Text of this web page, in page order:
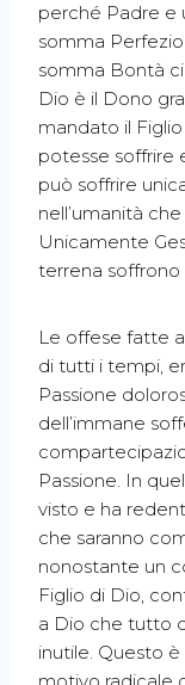
perché Padre e
somma
somma Bontà
Dio è il Dono
mandato il
potesse soffrire
può soffrire
nell’umanità
Unicamente
terrena
Le offese fatte
di tutti i tempi,
Passione
dell’immane
Passione. In
visto e ha
che saranno
nonostante un
Figlio di Dio,
a Dio che tutto
inutile. Questo